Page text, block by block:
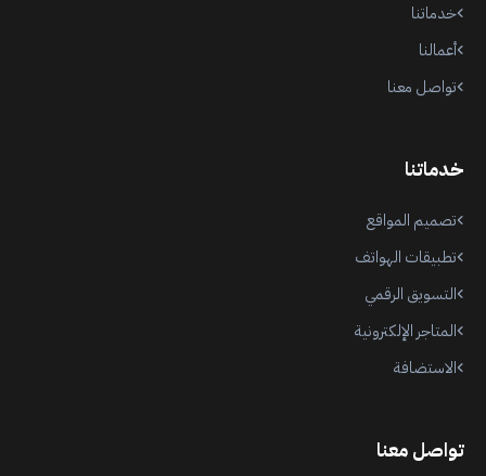
خدماتنا
أعمالنا
تواصل معنا
خدماتنا
تصميم المواقع
تطبيقات الهواتف
التسويق الرقمي
المتاجر الإلكترونية
الاستضافة
تواصل معنا